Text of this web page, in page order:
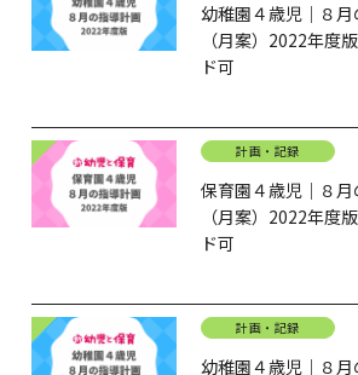
幼稚園４歳児｜８
（月案）2022年度
ド可
計画・記録
保育園４歳児｜８
（月案）2022年度
ド可
計画・記録
幼稚園４歳児｜８